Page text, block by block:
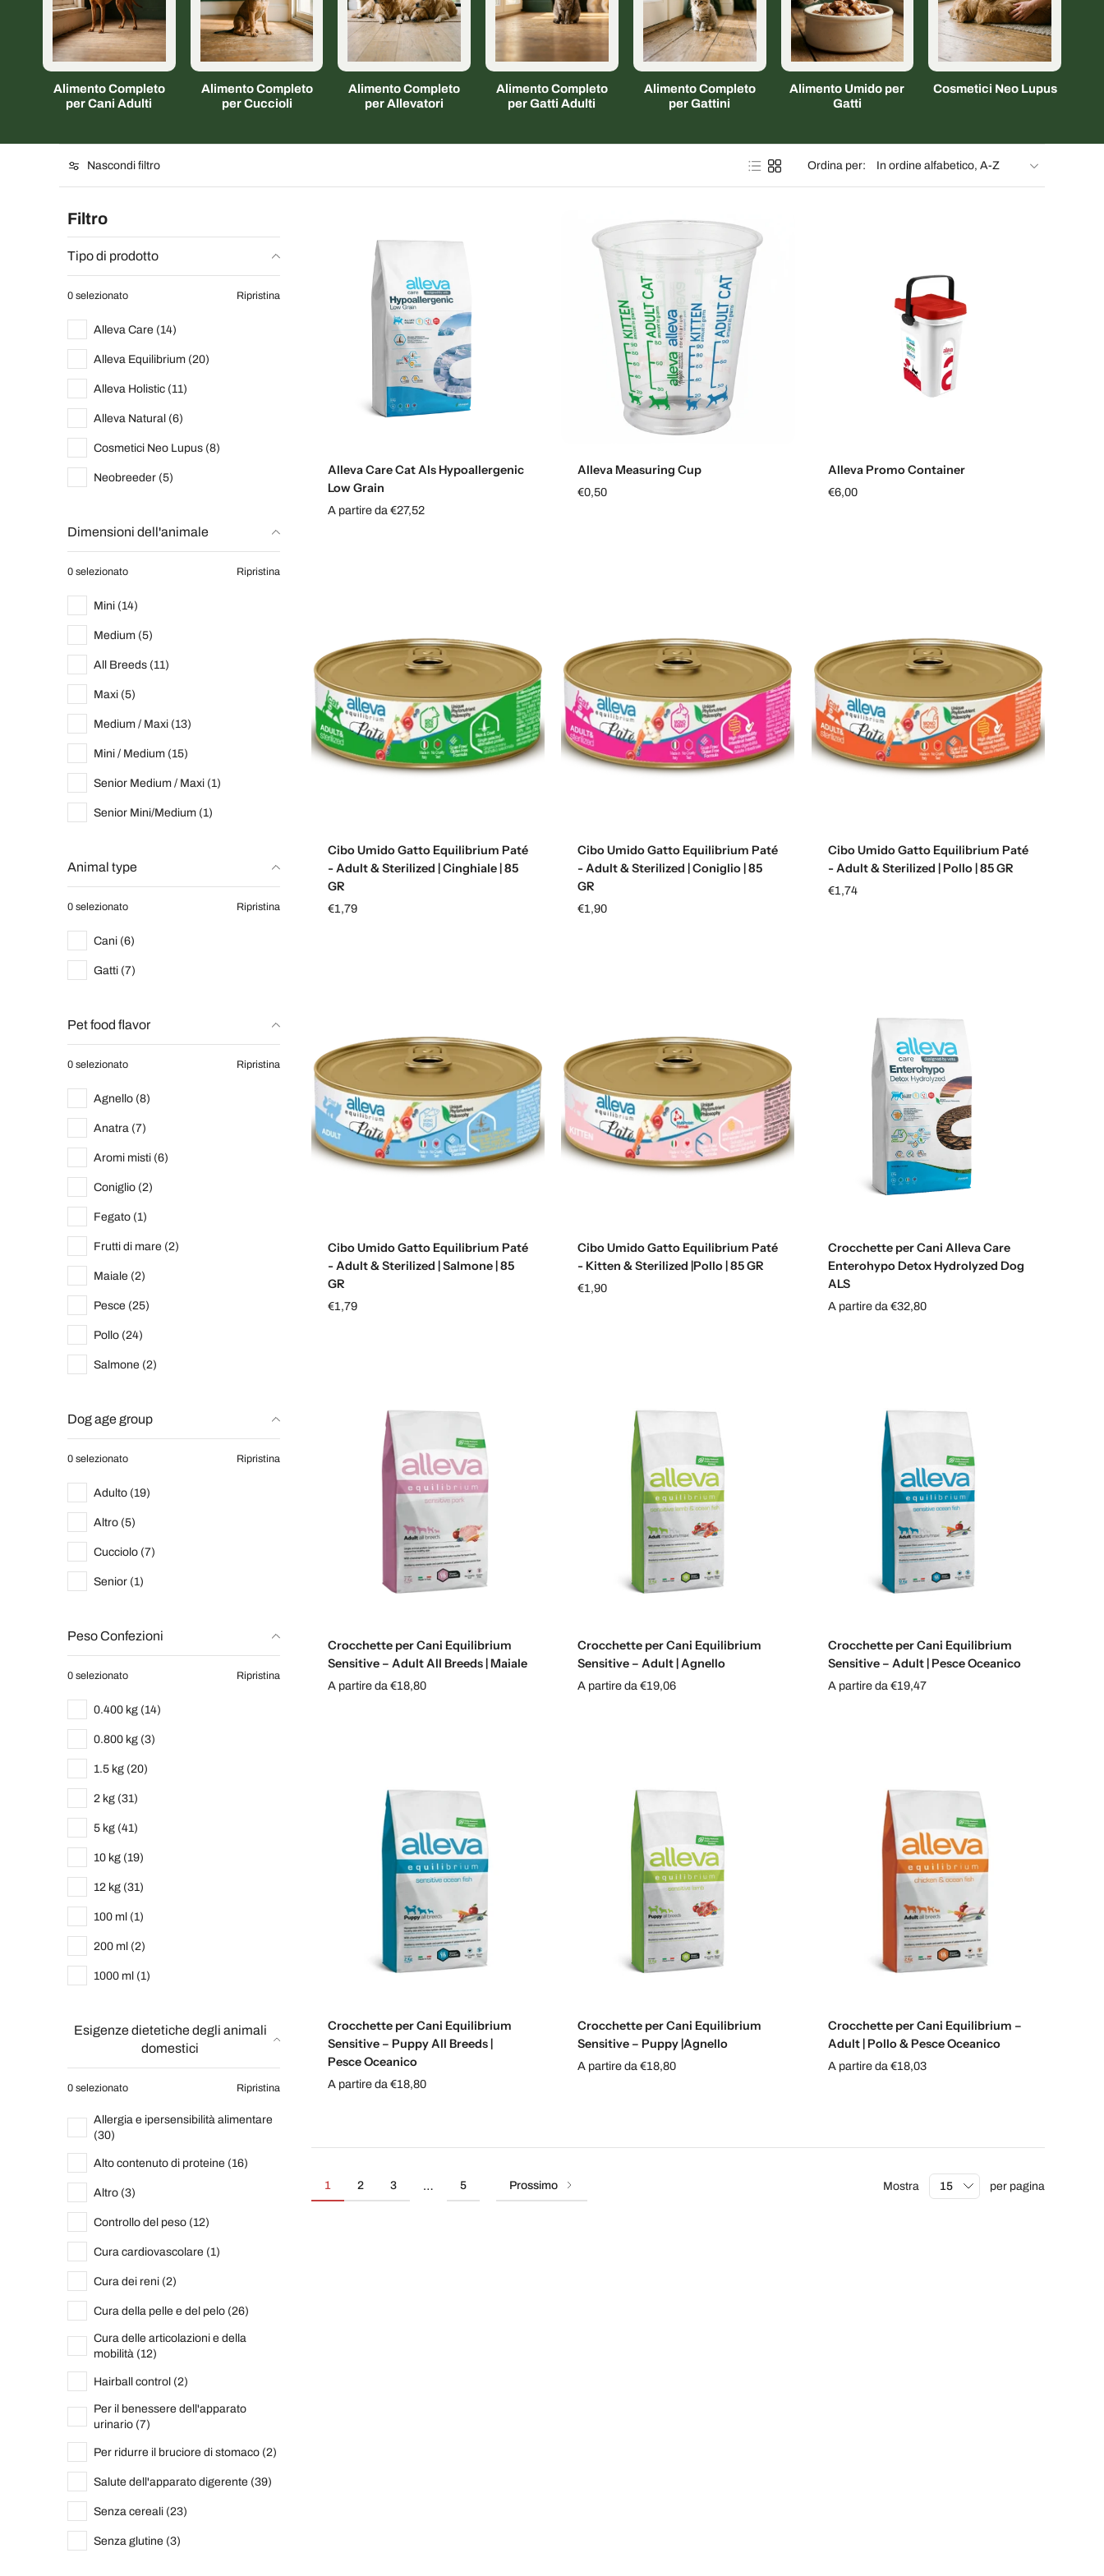
Alimento Completo
per Cani Adulti
Alimento Completo
per Cuccioli
Alimento Completo
per Allevatori
Alimento Completo
per Gatti Adulti
Alimento Completo
per Gattini
Alimento Umido per
Gatti
Cosmetici Neo Lupus
Nascondi filtro Ordina per:
Filtro
Tipo di prodotto
0 selezionato Ripristina
Alleva Care (14)
Alleva Equilibrium (20)
Alleva Holistic (11)
Alleva Natural (6)
Cosmetici Neo Lupus (8)
Neobreeder (5)
Dimensioni dell'animale
0 selezionato Ripristina
Mini (14)
Medium (5)
All Breeds (11)
Maxi (5)
Medium / Maxi (13)
Mini / Medium (15)
Senior Medium / Maxi (1)
Senior Mini/Medium (1)
Animal type
0 selezionato Ripristina
Cani (6)
Gatti (7)
Pet food flavor
0 selezionato Ripristina
Agnello (8)
Anatra (7)
Aromi misti (6)
Coniglio (2)
Fegato (1)
Frutti di mare (2)
Maiale (2)
Pesce (25)
Pollo (24)
Salmone (2)
Dog age group
0 selezionato Ripristina
Adulto (19)
Altro (5)
Cucciolo (7)
Senior (1)
Peso Confezioni
0 selezionato Ripristina
0.400 kg (14)
0.800 kg (3)
1.5 kg (20)
2 kg (31)
5 kg (41)
10 kg (19)
12 kg (31)
100 ml (1)
200 ml (2)
1000 ml (1)
Esigenze dietetiche degli animali
domestici
0 selezionato Ripristina
Allergia e ipersensibilità alimentare
(30)
Alto contenuto di proteine (16)
Altro (3)
Controllo del peso (12)
Cura cardiovascolare (1)
Cura dei reni (2)
Cura della pelle e del pelo (26)
Cura delle articolazioni e della
mobilità (12)
Hairball control (2)
Per il benessere dell'apparato
urinario (7)
Per ridurre il bruciore di stomaco (2)
Salute dell'apparato digerente (39)
Senza cereali (23)
Senza glutine (3)
Alleva Care Cat Als Hypoallergenic
Low Grain
A partire da €27,52
Alleva Measuring Cup
€0,50
Alleva Promo Container
€6,00
Cibo Umido Gatto Equilibrium Paté
- Adult & Sterilized | Cinghiale | 85
GR
€1,79
Cibo Umido Gatto Equilibrium Paté
- Adult & Sterilized | Coniglio | 85
GR
€1,90
Cibo Umido Gatto Equilibrium Paté
- Adult & Sterilized | Pollo | 85 GR
€1,74
Cibo Umido Gatto Equilibrium Paté
- Adult & Sterilized | Salmone | 85
GR
€1,79
Cibo Umido Gatto Equilibrium Paté
- Kitten & Sterilized |Pollo | 85 GR
€1,90
Crocchette per Cani Alleva Care
Enterohypo Detox Hydrolyzed Dog
ALS
A partire da €32,80
Crocchette per Cani Equilibrium
Sensitive – Adult All Breeds | Maiale
A partire da €18,80
Crocchette per Cani Equilibrium
Sensitive – Adult | Agnello
A partire da €19,06
Crocchette per Cani Equilibrium
Sensitive – Adult | Pesce Oceanico
A partire da €19,47
Crocchette per Cani Equilibrium
Sensitive – Puppy All Breeds |
Pesce Oceanico
A partire da €18,80
Crocchette per Cani Equilibrium
Sensitive – Puppy |Agnello
A partire da €18,80
Crocchette per Cani Equilibrium –
Adult | Pollo & Pesce Oceanico
A partire da €18,03
1 2 3 … 5 Prossimo Mostra per pagina